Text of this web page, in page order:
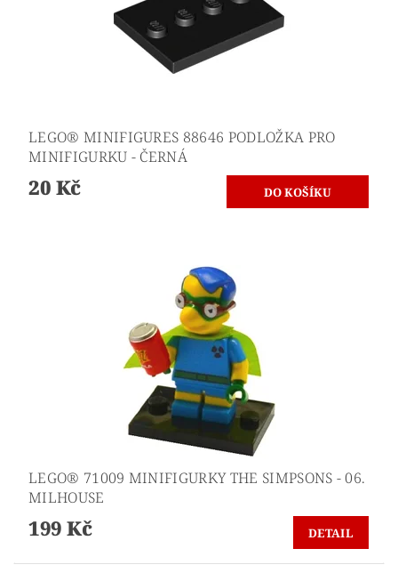
LEGO® MINIFIGURES 88646 PODLOŽKA PRO
MINIFIGURKU - ČERNÁ
20 Kč
LEGO® 71009 MINIFIGURKY THE SIMPSONS - 06.
MILHOUSE
199 Kč DETAIL